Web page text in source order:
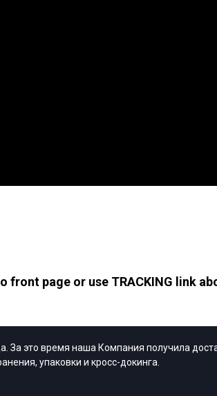
page or use TRACKING link
это время наша Компания получила
упаковки и кросс-докинга.